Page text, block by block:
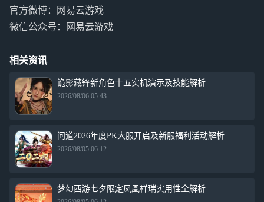
官方微博：网易云游戏
微信公众号：网易云游戏
相关资讯
诡影藏锋新角色十五实机演示及技能解析
2026/08/06 05:43
问道2026年度PK大服开启及新服福利活动解析
2026/08/05 06:12
梦幻西游七夕限定凤凰祥瑞实用性全解析